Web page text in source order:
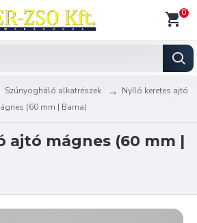
0
Szúnyogháló alkatrészek
Nyíló keretes ajtó
(60 mm | Barna)
ajtó mágnes (60 mm |